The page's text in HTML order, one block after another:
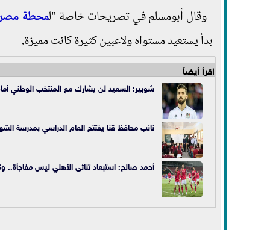
وقال أبومسلم في تصريحات خاصة "لمحطة
بدأ يستعيد مستواه ولاعبين كثيرة كانت مميزة.
اقرأ أيضاً
شوبير: السعيد لن يشارك مع المنتخب الوطني
نائب محافظ قنا يفتتح العام الدراسي بمدرسة
أحمد صالح: استبعاد ثنائى الأهلي ليس